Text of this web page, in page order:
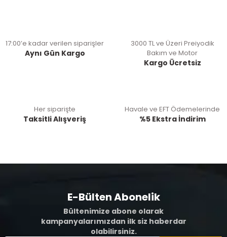
17:00’e kadar verilen siparişler
Aynı Gün Kargo
3000 TL ve Üzeri Preiyodik
Bakım ve Motor
Kargo Ücretsiz
Her siparişte
Taksitli Alışveriş
Havale ve EFT Ödemelerinde
%5 Ekstra İndirim
E-Bülten Abonelik
Bültenimize abone olarak
kampanyalarımızdan ilk siz haberdar
olabilirsiniz.